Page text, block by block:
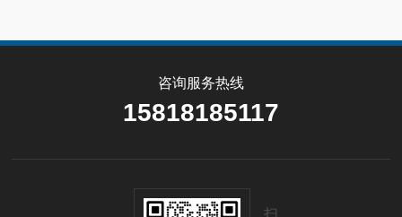
咨询服务热线
15818185117
扫